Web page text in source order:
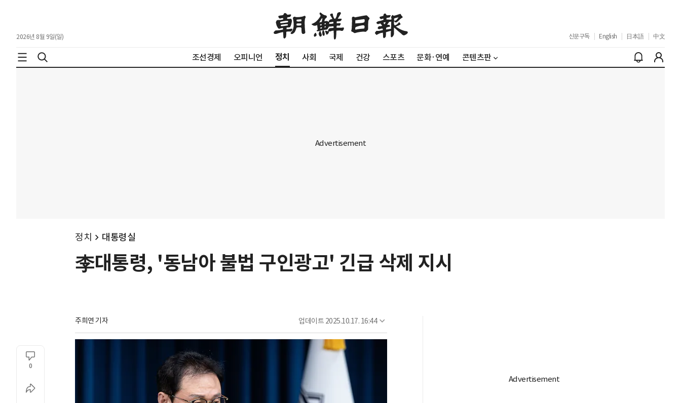
2026년 8월 9일(일) 신문구독 English 日本語 中文
조선경제 오피니언 정치 사회 국제 건강 스포츠 문화·연예 콘텐츠판
정치 대통령실
李대통령, '동남아 불법 구인광고' 긴급 삭제 지시
주희연 기자 업데이트 2025.10.17. 16:44
0